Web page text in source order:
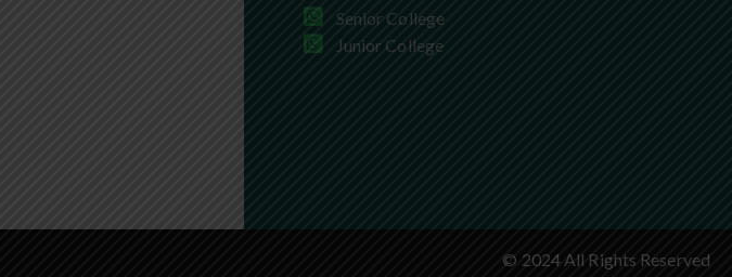
Senior College
Junior College
© 2024 All Rights Reserved